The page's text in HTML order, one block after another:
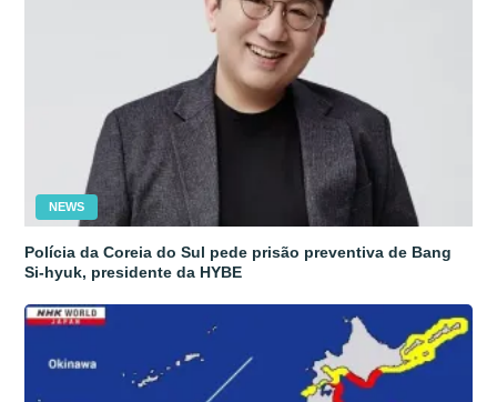
NEWS
Polícia da Coreia do Sul pede prisão preventiva de Bang
Si-hyuk, presidente da HYBE